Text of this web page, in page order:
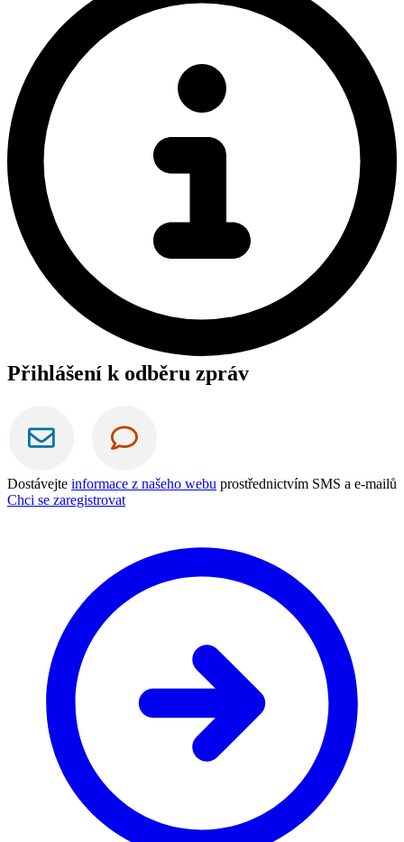
Přihlášení k odběru zpráv
Dostávejte informace z našeho webu prostřednictvím SMS a e-mailů
Chci se zaregistrovat